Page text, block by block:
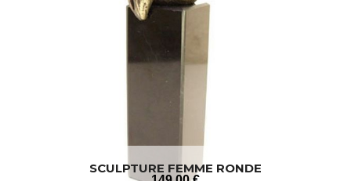
SCULPTURE FEMME RONDE